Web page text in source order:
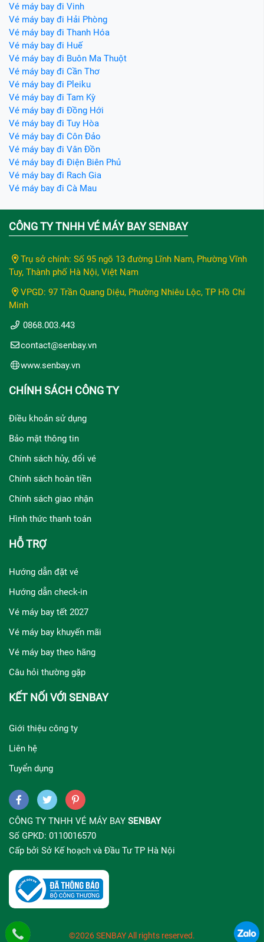
Vé máy bay đi Vinh
Vé máy bay đi Hải Phòng
Vé máy bay đi Thanh Hóa
Vé máy bay đi Huế
Vé máy bay đi Buôn Ma Thuột
Vé máy bay đi Cần Thơ
Vé máy bay đi Pleiku
Vé máy bay đi Tam Kỳ
Vé máy bay đi Đồng Hới
Vé máy bay đi Tuy Hòa
Vé máy bay đi Côn Đảo
Vé máy bay đi Vân Đồn
Vé máy bay đi Điện Biên Phủ
Vé máy bay đi Rach Gia
Vé máy bay đi Cà Mau
CÔNG TY TNHH VÉ MÁY BAY SENBAY
Trụ sở chính: Số 95 ngõ 13 đường Lĩnh Nam, Phường Vĩnh
Tuy, Thành phố Hà Nội, Việt Nam
VPGD: 97 Trần Quang Diệu, Phường Nhiêu Lộc, TP Hồ Chí
Minh
0868.003.443
contact@senbay.vn
www.senbay.vn
CHÍNH SÁCH CÔNG TY
Điều khoản sử dụng
Bảo mật thông tin
Chính sách hủy, đổi vé
Chính sách hoàn tiền
Chính sách giao nhận
Hình thức thanh toán
HỖ TRỢ
Hướng dẫn đặt vé
Hướng dẫn check-in
Vé máy bay tết 2027
Vé máy bay khuyến mãi
Vé máy bay theo hãng
Câu hỏi thường gặp
KẾT NỐI VỚI SENBAY
Giới thiệu công ty
Liên hệ
Tuyển dụng
CÔNG TY TNHH VÉ MÁY BAY SENBAY
Số GPKD: 0110016570
Cấp bởi Sở Kế hoạch và Đầu Tư TP Hà Nội
©2026 SENBAY All rights reserved.